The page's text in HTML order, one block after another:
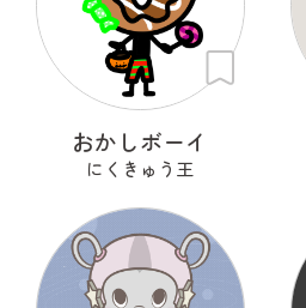
おかしボーイ
にくきゅう王